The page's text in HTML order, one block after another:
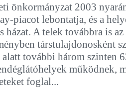
önkormányzat 2003
piacot lebontatja, és a
házat. A telek továbbra is
társtulajdonosként
további három szinten
működnek,
foglal...